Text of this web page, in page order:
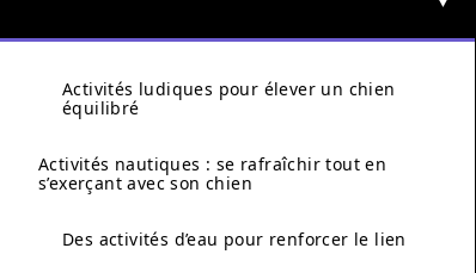
Activités ludiques pour élever un chien
équilibré
Activités nautiques : se rafraîchir tout en
s’exerçant avec son chien
Des activités d’eau pour renforcer le lien